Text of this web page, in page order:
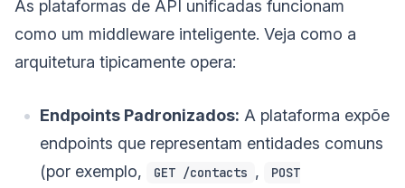
As plataformas de API unificadas funcionam
como um middleware inteligente. Veja como a
arquitetura tipicamente opera:
Endpoints Padronizados: A plataforma expõe
endpoints que representam entidades comuns
(por exemplo,
GET /contacts ,
POST